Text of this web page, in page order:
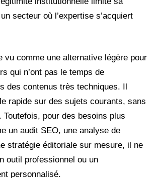
secteur où l’expertise s’acquiert
vu comme une alternative légère pour
qui n’ont pas le temps de
des contenus très techniques. Il
rapide sur des sujets courants, sans
Toutefois, pour des besoins plus
un audit SEO, une analyse de
stratégie éditoriale sur mesure, il ne
outil professionnel ou un
personnalisé.